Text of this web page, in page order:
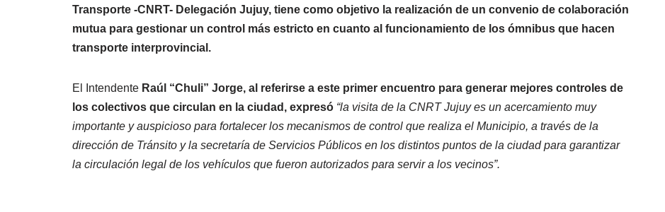
Transporte -CNRT- Delegación Jujuy, tiene como objetivo la realización de un convenio de colaboración
mutua para gestionar un control más estricto en cuanto al funcionamiento de los ómnibus que hacen
transporte interprovincial.
El Intendente Raúl “Chuli” Jorge, al referirse a este primer encuentro para generar mejores controles de
los colectivos que circulan en la ciudad, expresó “la visita de la CNRT Jujuy es un acercamiento muy
importante y auspicioso para fortalecer los mecanismos de control que realiza el Municipio, a través de la
dirección de Tránsito y la secretaría de Servicios Públicos en los distintos puntos de la ciudad para garantizar
la circulación legal de los vehículos que fueron autorizados para servir a los vecinos”.